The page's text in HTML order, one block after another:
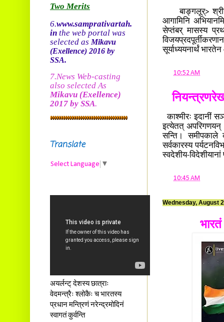
बाङ्गलूर्>
आगामिनि
सेप्तंबर् मासस्य
सूर्याध्ययनार्थं
10:52 AM
काश्मीरः इदानीं
इत्येतत् अपरिगणयन्
सन्ति। समीपकाले
सर्वकारस्य
स्वदेशीय-
10:45 AM
Wednesday, August
Two Merits
6.www.samprativartah.
in the web portal was
selected asMikavu
(Exellence)2016 by
SSA.
7.News Web-casting
also selected As
Mikavu (Exellence)
2017 by SSA.
Translate
Select Language ▼
अयर्लन्ट् देशस्य छात्राः
वेदमन्त्रैः श्लोकैः च भारतस्य
प्रधान मन्त्रिणं नरेन्द्रमोदिनं
स्वागतं कुर्वन्ति